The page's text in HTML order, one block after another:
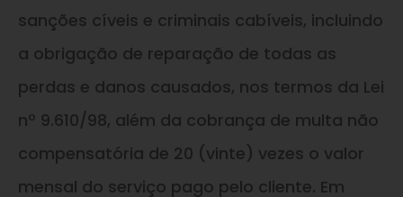
sanções cíveis e criminais cabíveis, incluindo
a obrigação de reparação de todas as
perdas e danos causados, nos termos da Lei
nº 9.610/98, além da cobrança de multa não
compensatória de 20 (vinte) vezes o valor
mensal do serviço pago pelo cliente. Em